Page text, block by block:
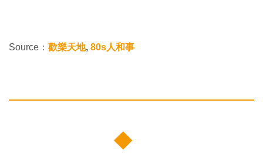
Source： 歡樂天地, 80s人和事